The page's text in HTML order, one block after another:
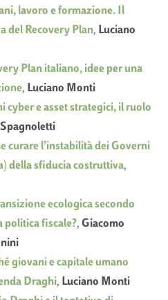
lavoro e formazione. Il
del Recovery Plan, Luciano
Plan italiano, idee per una
, Luciano Monti
cyber e asset strategici, il ruolo
Spagnoletti
curare l’instabilità dei Governi
della sfiducia costruttiva,
ecologica secondo
politica fiscale?, Giacomo
giovani e capitale umano
Draghi, Luciano Monti